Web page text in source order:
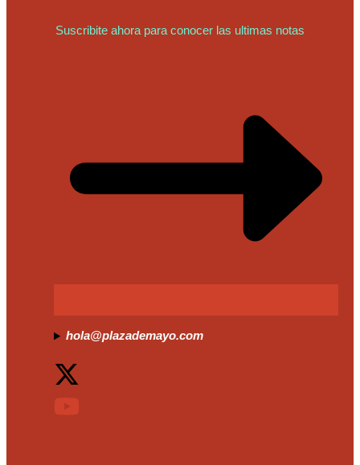
Suscribite ahora para conocer las ultimas notas
hola@plazademayo.com